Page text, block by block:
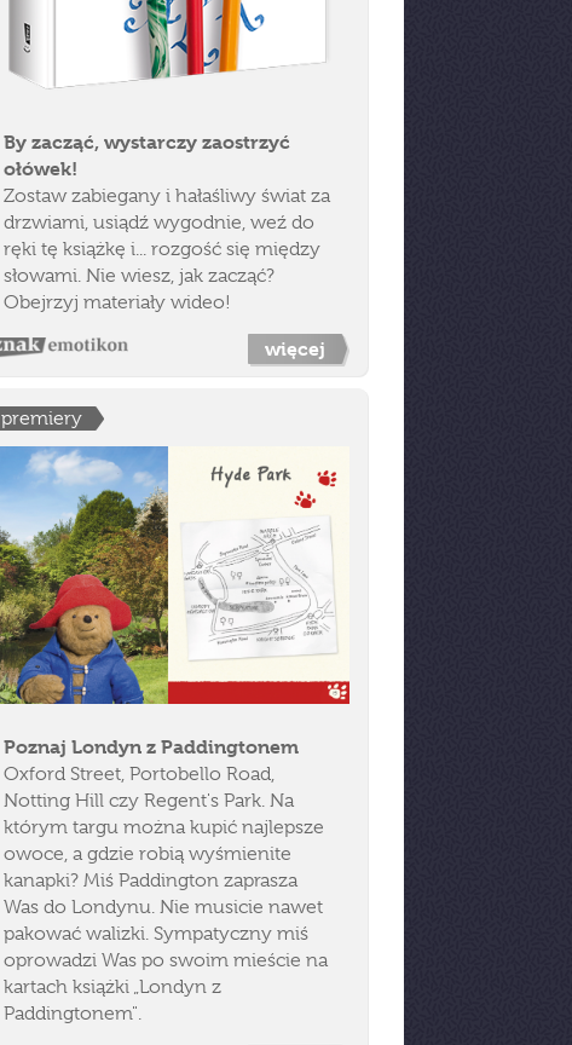
By zacząć, wystarczy zaostrzyć
ołówek!
Zostaw zabiegany i hałaśliwy świat za
drzwiami, usiądź wygodnie, weź do
ręki tę książkę i... rozgość się między
słowami. Nie wiesz, jak zacząć?
Obejrzyj materiały wideo!
więcej
premiery
Poznaj Londyn z Paddingtonem
Oxford Street, Portobello Road,
Notting Hill czy Regent's Park. Na
którym targu można kupić najlepsze
owoce, a gdzie robią wyśmienite
kanapki? Miś Paddington zaprasza
Was do Londynu. Nie musicie nawet
pakować walizki. Sympatyczny miś
oprowadzi Was po swoim mieście na
kartach książki „Londyn z
Paddingtonem".